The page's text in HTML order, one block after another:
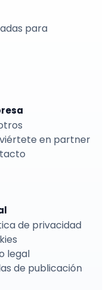
para
en partner
de privacidad
legal
de publicación